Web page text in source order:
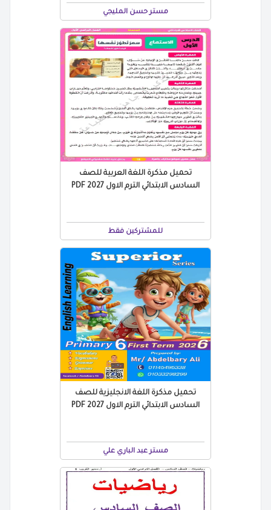
مستر حسن المليجي
تحميل مذكرة اللغة العربية للصف
السادس الابتدائي الترم الاول 2027 PDF
للمشتركين فقط
تحميل مذكرة اللغة الانجليزية للصف
السادس الابتدائي الترم الاول 2027 PDF
مستر عبد الباري علي